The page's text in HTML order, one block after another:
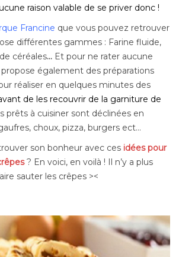
raison valable de se priver donc !
Francine que vous pouvez retrouver
différentes gammes : Farine fluide,
céréales… Et pour ne rater aucune
également des préparations
réaliser en quelques minutes des
de les recouvrir de la garniture de
prêts à cuisiner sont déclinées en
choux, pizza, burgers ect…
son bonheur avec ces idées pour
? En voici, en voilà ! Il n’y a plus
sauter les crêpes ><